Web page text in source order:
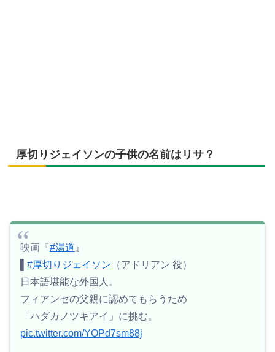
厚切りジェイソンの子供の名前はリサ？
映画『#湯道 』
#厚切りジェイソン （アドリアン 役）
日本語堪能な外国人。
フィアンセの父親に認めてもらうため
「ハダカノツキアイ」に挑む。
pic.twitter.com/YOPd7sm88j